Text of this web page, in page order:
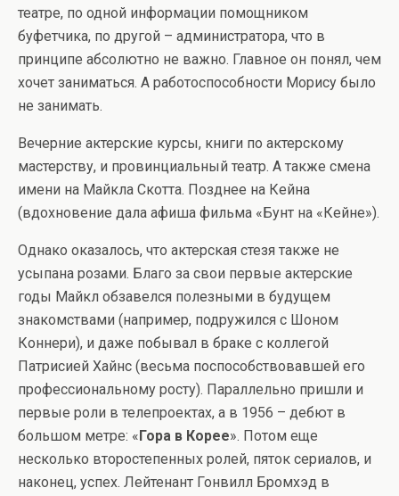
театре, по одной информации помощником
буфетчика, по другой – администратора, что в
принципе абсолютно не важно. Главное он понял, чем
хочет заниматься. А работоспособности Морису было
не занимать.
Вечерние актерские курсы, книги по актерскому
мастерству, и провинциальный театр. А также смена
имени на Майкла Скотта. Позднее на Кейна
(вдохновение дала афиша фильма «Бунт на «Кейне»).
Однако оказалось, что актерская стезя также не
усыпана розами. Благо за свои первые актерские
годы Майкл обзавелся полезными в будущем
знакомствами (например, подружился с Шоном
Коннери), и даже побывал в браке с коллегой
Патрисией Хайнс (весьма поспособствовавшей его
профессиональному росту). Параллельно пришли и
первые роли в телепроектах, а в 1956 – дебют в
большом метре: « Гора в Корее». Потом еще
несколько второстепенных ролей, пяток сериалов, и
наконец, успех. Лейтенант Гонвилл Бромхэд в